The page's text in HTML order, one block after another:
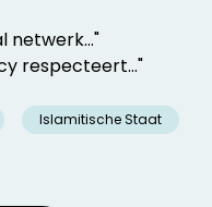
netwerk..."
respecteert..."
Islamitische Staat